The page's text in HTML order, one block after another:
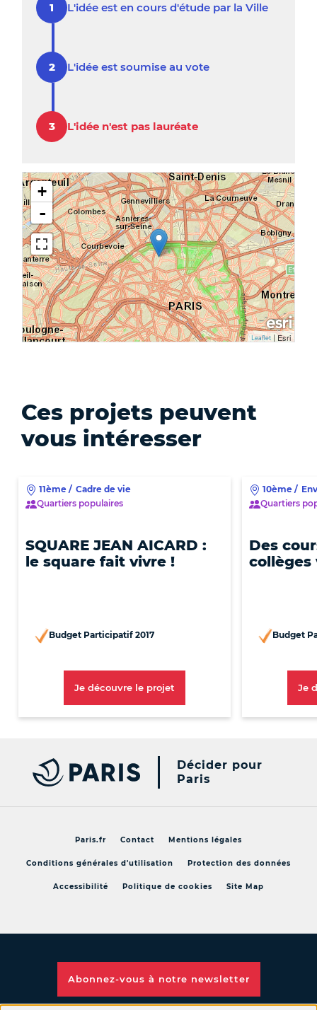
L'idée est en cours d'étude par la Ville
L'idée est soumise au vote
L'idée n'est pas lauréate
+
-
Leaflet |Esri
Ces projets peuvent
vous intéresser
11ème / Cadre de vie
Quartiers populaires
SQUARE JEAN AICARD :
le square fait vivre !
Budget Participatif 2017
Je découvre le projet
10ème /
Quartiers
Des
collèges
Budget
Je
Décider pour
Paris
Paris.fr Contact Mentions légales
Conditions générales d'utilisation Protection des données
Accessibilité Politique de cookies Site Map
Abonnez-vous à notre newsletter